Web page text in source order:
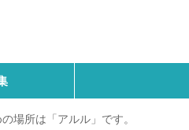
場所は「アルル」です。